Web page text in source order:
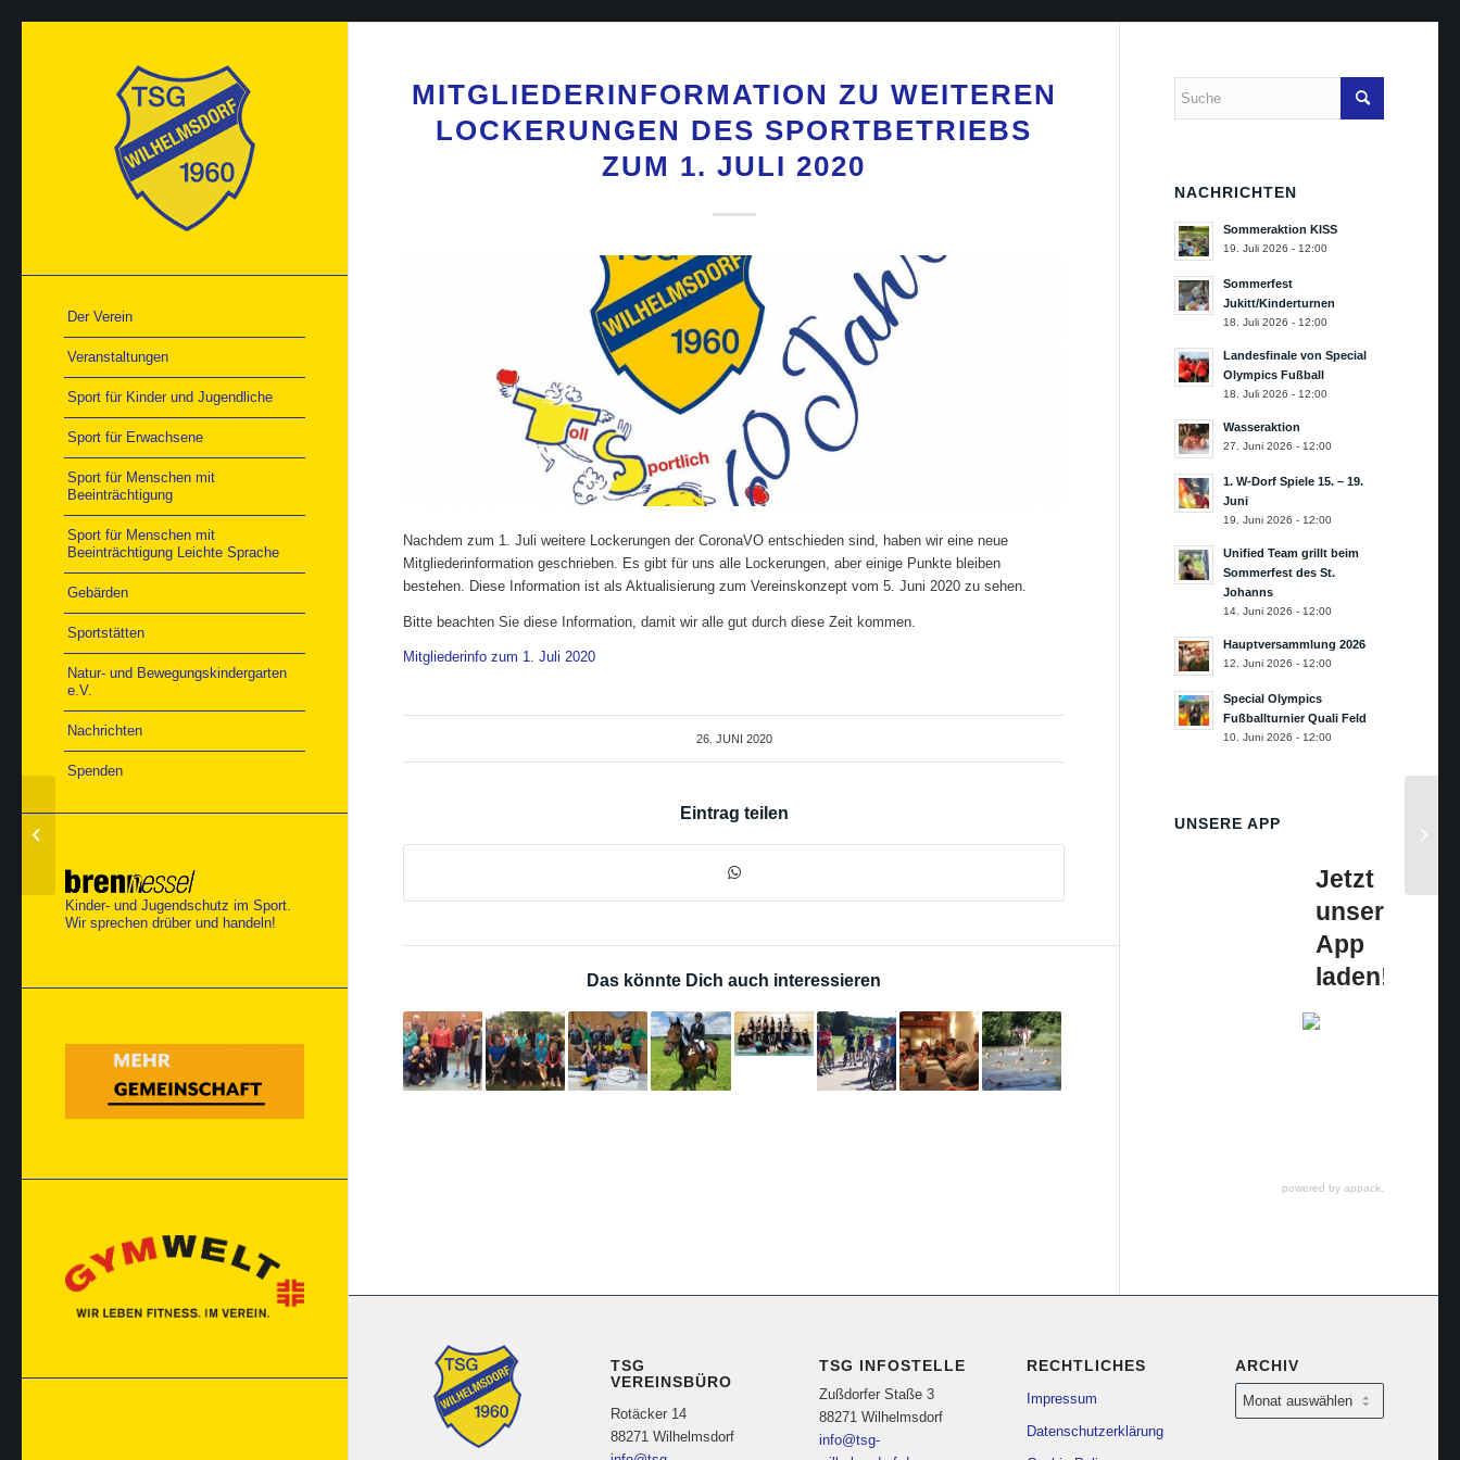
Der Verein
Veranstaltungen
Sport für Kinder und Jugendliche
Sport für Erwachsene
Sport für Menschen mit
Beeinträchtigung
Sport für Menschen mit
Beeinträchtigung Leichte Sprache
Gebärden
Sportstätten
Natur- und Bewegungskindergarten
e.V.
Nachrichten
Spenden
Kinder- und Jugendschutz im Sport.
Wir sprechen drüber und handeln!
MITGLIEDERINFORMATION ZU WEITEREN
LOCKERUNGEN DES SPORTBETRIEBS
ZUM 1. JULI 2020
Nachdem zum 1. Juli weitere Lockerungen der CoronaVO entschieden sind, haben wir eine neue
Mitgliederinformation geschrieben. Es gibt für uns alle Lockerungen, aber einige Punkte bleiben
bestehen. Diese Information ist als Aktualisierung zum Vereinskonzept vom 5. Juni 2020 zu sehen.
Bitte beachten Sie diese Information, damit wir alle gut durch diese Zeit kommen.
Mitgliederinfo zum 1. Juli 2020
26. JUNI 2020
Eintrag teilen
Das könnte Dich auch interessieren
NACHRICHTEN
Sommeraktion KISS
19. Juli 2026 - 12:00
Sommerfest
Jukitt/Kinderturnen
18. Juli 2026 - 12:00
Landesfinale von Special
Olympics Fußball
18. Juli 2026 - 12:00
Wasseraktion
27. Juni 2026 - 12:00
1. W-Dorf Spiele 15. – 19.
Juni
19. Juni 2026 - 12:00
Unified Team grillt beim
Sommerfest des St.
Johanns
14. Juni 2026 - 12:00
Hauptversammlung 2026
12. Juni 2026 - 12:00
Special Olympics
Fußballturnier Quali Feld
10. Juni 2026 - 12:00
UNSERE APP
Jetzt
unsere
App
laden!
powered by appack.de
TSG
VEREINSBÜRO
Rotäcker 14
88271 Wilhelmsdorf
TSG INFOSTELLE
Zußdorfer Staße 3
88271 Wilhelmsdorf
info@tsg-
RECHTLICHES
Impressum
Datenschutzerklärung
ARCHIV
„Mach mit, bleib fit!“ –